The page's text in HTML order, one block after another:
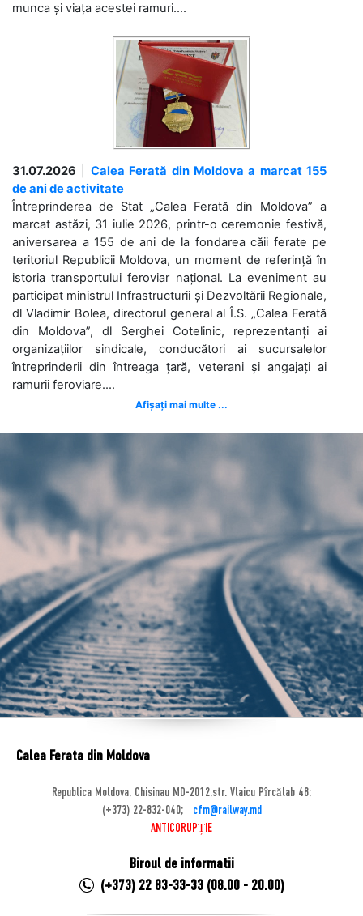
munca și viața acestei ramuri....
31.07.2026
Calea Ferată din Moldova a marcat 155
de ani de activitate
Întreprinderea de Stat „Calea Ferată din Moldova” a
marcat astăzi, 31 iulie 2026, printr-o ceremonie festivă,
aniversarea a 155 de ani de la fondarea căii ferate pe
teritoriul Republicii Moldova, un moment de referință în
istoria transportului feroviar național. La eveniment au
participat ministrul Infrastructurii și Dezvoltării Regionale,
dl Vladimir Bolea, directorul general al Î.S. „Calea Ferată
din Moldova”, dl Serghei Cotelinic, reprezentanți ai
organizațiilor sindicale, conducători ai sucursalelor
întreprinderii din întreaga țară, veterani și angajați ai
ramurii feroviare....
Afișați mai multe ...
Calea Ferata din Moldova
Republica Moldova, Chisinau MD-2012,str. Vlaicu Pîrcălab 48;
(+373) 22-832-040;
cfm@railway.md
ANTICORUPȚIE
Biroul de informatii
(+373) 22 83-33-33 (08.00 - 20.00)